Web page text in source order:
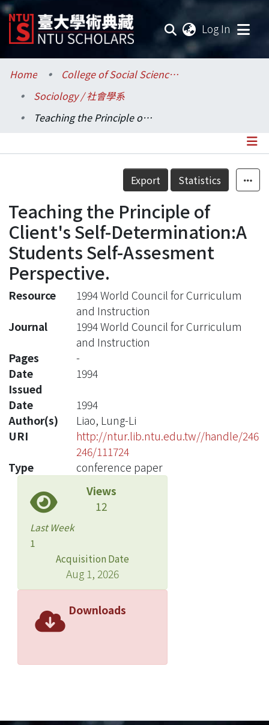
Log In
Communities & Collections
Research Outputs
Statistics
Home
College of Social Sciences / 社會科學院
Sociology / 社會學系
Teaching the Principle of Client's Self-Determination:A Students Self-Assesment Perspective.
Details
Export Statistics
Teaching the Principle of
Client's Self-Determination:A
Students Self-Assesment
Perspective.
Resource
1994 World Council for Curriculum
and Instruction
Journal
1994 World Council for Curriculum
and Instruction
Pages
-
Date
Issued
1994
Date
1994
Author(s)
Liao, Lung-Li
URI
http://ntur.lib.ntu.edu.tw//handle/246
246/111724
Type
conference paper
Views
12
Last Week
1
Acquisition Date
Aug 1, 2026
Downloads